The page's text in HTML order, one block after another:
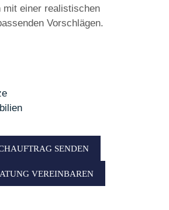
mit einer realistischen
Vorschlägen.
SENDEN
VEREINBAREN